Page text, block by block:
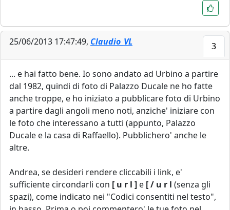
25/06/2013 17:47:49, Claudio_VL 3
... e hai fatto bene. Io sono andato ad Urbino a partire
dal 1982, quindi di foto di Palazzo Ducale ne ho fatte
anche troppe, e ho iniziato a pubblicare foto di Urbino
a partire dagli angoli meno noti, anziche' iniziare con
le foto che interessano a tutti (appunto, Palazzo
Ducale e la casa di Raffaello). Pubblichero' anche le
altre.
Andrea, se desideri rendere cliccabili i link, e'
sufficiente circondarli con [ u r l ] e [ / u r l (senza gli
spazi), come indicato nei "Codici consentiti nel testo",